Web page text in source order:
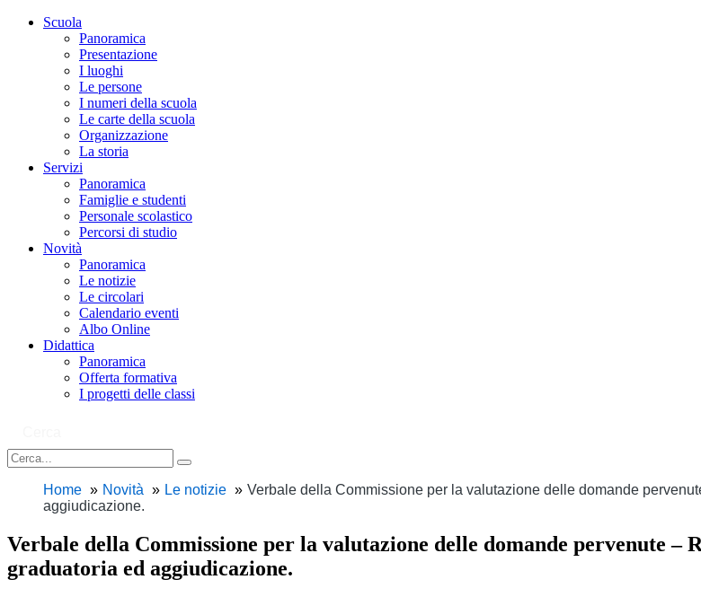
Scuola
Panoramica
Presentazione
I luoghi
Le persone
I numeri della scuola
Le carte della scuola
Organizzazione
La storia
Servizi
Panoramica
Famiglie e studenti
Personale scolastico
Percorsi di studio
Novità
Panoramica
Le notizie
Le circolari
Calendario eventi
Albo Online
Didattica
Panoramica
Offerta formativa
I progetti delle classi
Home Novità Le notizie
Verbale della Commissione per la valutazione delle domande
aggiudicazione.
Verbale della Commissione per la valutazione delle domande pervenute –
graduatoria ed aggiudicazione.